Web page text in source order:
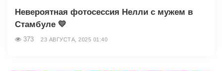
Невероятная фотосессия Нелли с мужем в
Стамбуле 💛
373 23 АВГУСТА, 2025 01:40